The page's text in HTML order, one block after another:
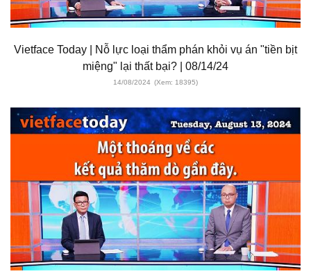
Vietface Today | Nỗ lực loại thẩm phán khỏi vụ án "tiền bịt
miệng" lại thất bại? | 08/14/24
14/08/2024 (Xem: 18395)